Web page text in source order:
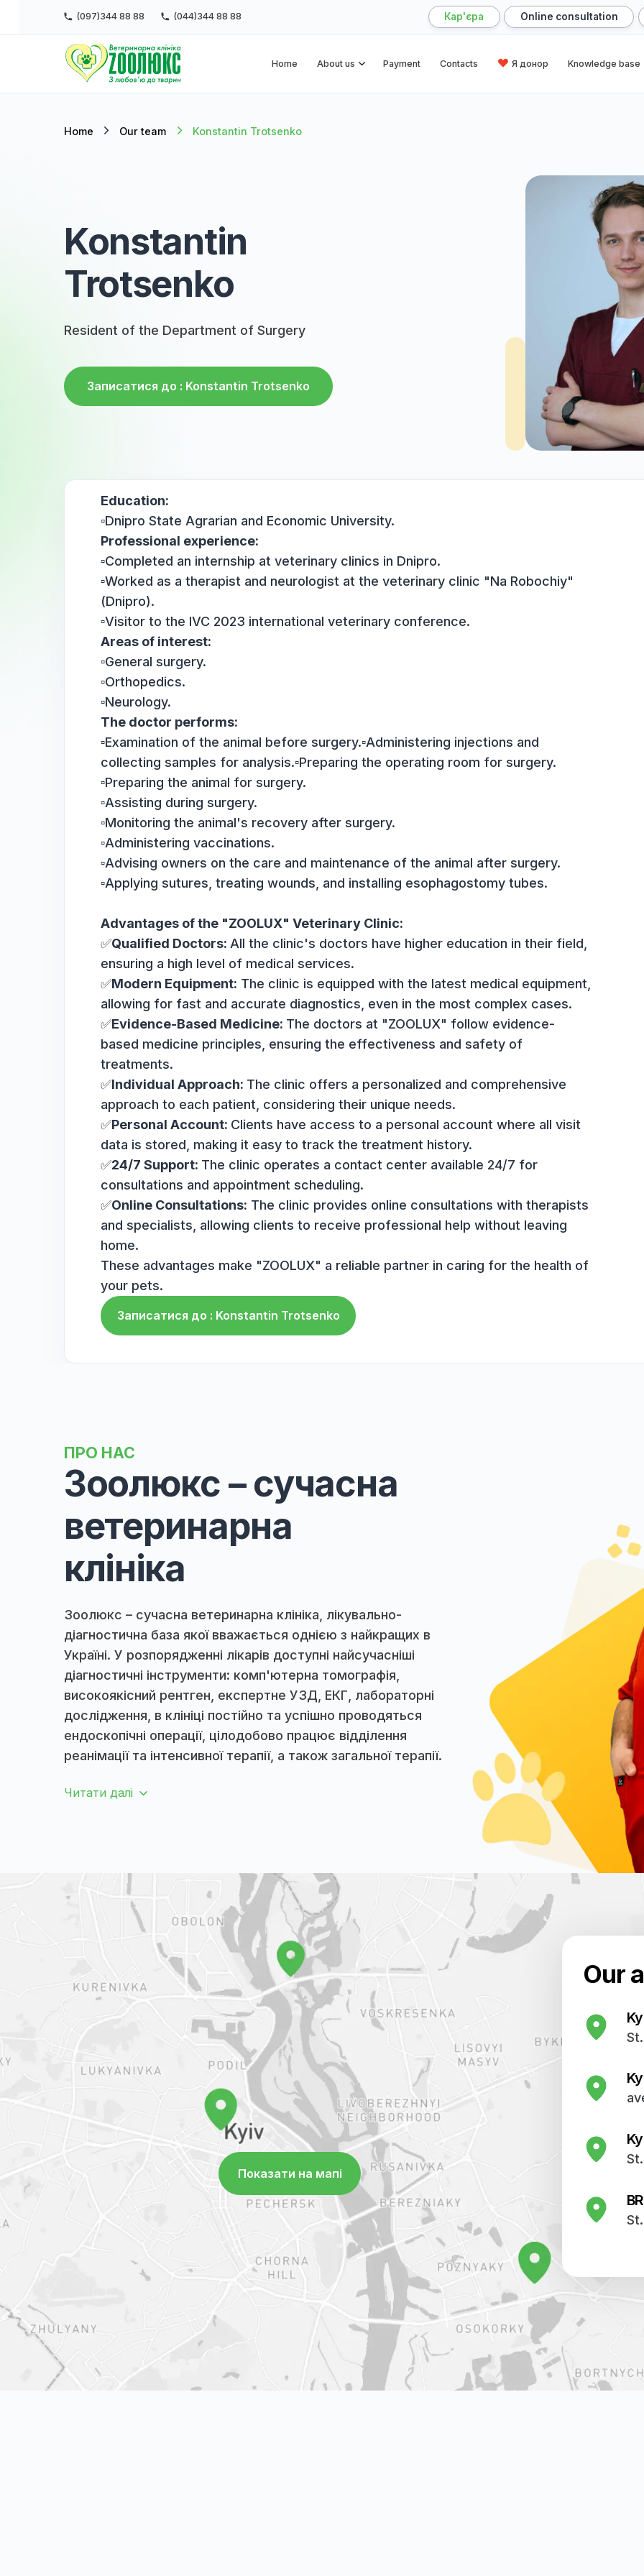
(097)344 88 88 (044)344 88 88 Кар'єра Online
Home About us Payment Contacts Я донор
Konstantin
Trotsenko
Resident of the Department of Surgery
Education:
▫️Dnipro State Agrarian and Economic University.
Professional experience:
▫️Completed an internship at veterinary clinics in Dnipro.
▫️Worked as a therapist and neurologist at the veterinary clinic "Na Robochiy"
(Dnipro).
▫️Visitor to the IVC 2023 international veterinary conference.
Areas of interest:
▫️General surgery.
▫️Orthopedics.
▫️Neurology.
The doctor performs:
▫️Examination of the animal before surgery.▫️Administering injections and
collecting samples for analysis.▫️Preparing the operating room for surgery.
▫️Preparing the animal for surgery.
▫️Assisting during surgery.
▫️Monitoring the animal's recovery after surgery.
▫️Administering vaccinations.
▫️Advising owners on the care and maintenance of the animal after surgery.
▫️Applying sutures, treating wounds, and installing esophagostomy tubes.
Advantages of the "ZOOLUX" Veterinary Clinic:
✅Qualified Doctors:All the clinic's doctors have higher education in their field,
ensuring a high level of medical services.
✅Modern Equipment:The clinic is equipped with the latest medical
allowing for fast and accurate diagnostics, even in the most complex cases.
✅ Evidence-Based Medicine: The doctors at "ZOOLUX" follow evidence-
based medicine principles, ensuring the effectiveness and safety of
treatments.
✅Individual Approach: The clinic offers a personalized and comprehensive
approach to each patient, considering their unique needs.
✅Personal Account:
data is stored, making it easy to track the treatment history.
✅24/7 Support:The clinic operates a contact center available 24/7 for
consultations and appointment scheduling.
✅Online Consultations:The clinic provides online consultations with
and specialists, allowing clients to receive professional help without leaving
ПРО НАС
Зоолюкс – сучасна
ветеринарна
клініка
Зоолюкс – сучасна ветеринарна клініка, лікувально-
високоякісний рентген, експертне УЗД, ЕКГ, лабораторні
дослідження, в клініці постійно та успішно проводяться
ендоскопічні операції, цілодобово працює відділення
реанімації та інтенсивної терапії, а також загальної терапії.
Зоолюкс – сучасна ветеринарна клініка, лікувально-
діагностична база якої вважається однією з найкращих в
Україні. У розпорядженні лікарів доступні найсучасніші
діагностичні інструменти: комп'ютерна томографія,
високоякісний рентген, експертне УЗД, ЕКГ, лабораторні
дослідження, в клініці постійно та успішно проводяться
ендоскопічні операції, цілодобово працює відділення
реанімації та інтенсивної терапії, а також загальної терапії.
Читати далі